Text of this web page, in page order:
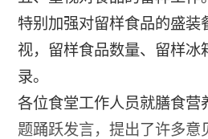
特别加强对留样食品的盛装
视，留样食品数量、留样冰
录。
各位食堂工作人员就膳食营
题踊跃发言，提出了许多意